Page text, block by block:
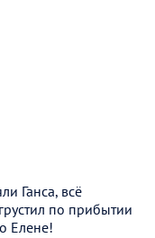
Ганса, всё
по прибытии
Елене!